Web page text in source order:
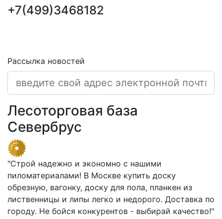
+7(499)3468182
Рассылка новостей
Лесоторговая база
Севербрус
"Строй надежно и экономно с нашими
пиломатериалами! В Москве купить доску
обрезную, вагонку, доску для пола, планкен из
лиственницы и липы легко и недорого. Доставка по
городу. Не бойся конкурентов - выбирай качество!"